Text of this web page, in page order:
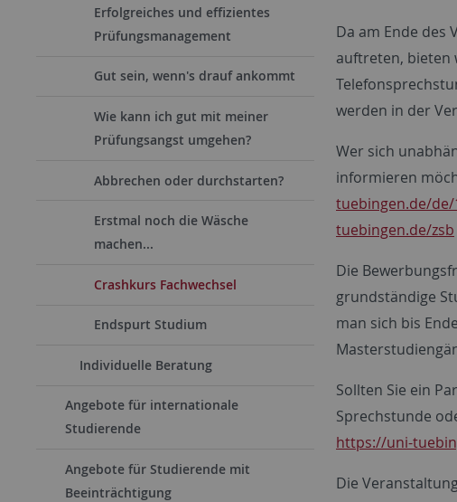
Erfolgreiches und effizientes
Prüfungsmanagement
Gut sein, wenn's drauf ankommt
Wie kann ich gut mit meiner
Prüfungsangst umgehen?
Abbrechen oder durchstarten?
Erstmal noch die Wäsche
machen...
Crashkurs Fachwechsel
Endspurt Studium
Individuelle Beratung
Angebote für internationale
Studierende
Angebote für Studierende mit
Beeinträchtigung
Da am Ende des
auftreten, bieten
werden in der
Wer sich
informieren
tuebingen.de/de/
tuebingen.de/zsb
Die
grundständige
man sich bis
Sollten Sie ein
Sprechstunde
https://uni-
Die